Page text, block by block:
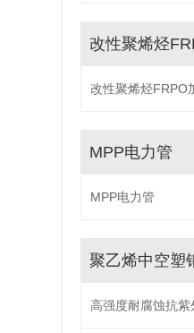
MPP电力管
MPP电力管